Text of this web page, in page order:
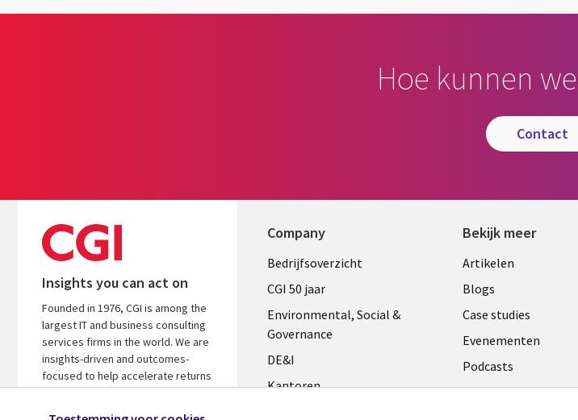
Hoe kunnen
contact
Insights you can act on
Founded in 1976, CGI is among the
largest IT and business consulting
services firms in the world. We are
insights-driven and outcomes-
focused to help accelerate returns
on your investments.
Company
Useful
links
NETHERLANDS
Bedrijfsoverzicht
CGI 50 jaar
Environmental, Social &
Governance
DE&I
Kantoren
Bekijk meer
Library
Links
Artikelen
Blogs
Case studies
Evenementen
Podcasts
Viewpoints